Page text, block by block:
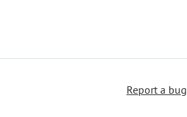
Report a bug